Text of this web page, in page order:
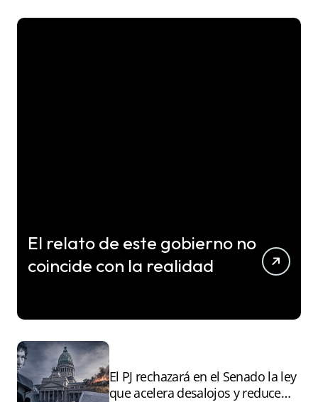
El relato de este gobierno no
coincide con la realidad
El PJ rechazará en el Senado la ley
que acelera desalojos y reduce